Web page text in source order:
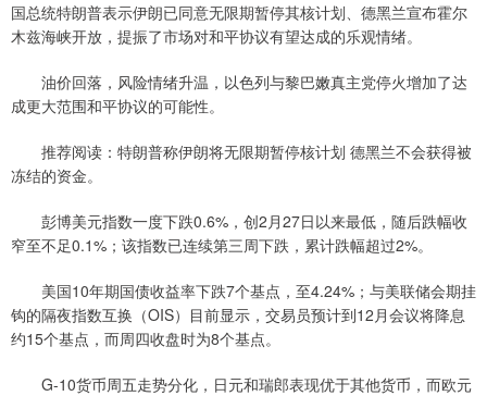
国总统特朗普表示伊朗已同意无限期暂停其核计划、德黑兰宣布霍尔
木兹海峡开放，提振了市场对和平协议有望达成的乐观情绪。
油价回落，风险情绪升温，以色列与黎巴嫩真主党停火增加了达
成更大范围和平协议的可能性。
推荐阅读：特朗普称伊朗将无限期暂停核计划 德黑兰不会获得被
冻结的资金。
彭博美元指数一度下跌0.6%，创2月27日以来最低，随后跌幅收
窄至不足0.1%；该指数已连续第三周下跌，累计跌幅超过2%。
美国10年期国债收益率下跌7个基点，至4.24%；与美联储会期挂
钩的隔夜指数互换（OIS）目前显示，交易员预计到12月会议将降息
约15个基点，而周四收盘时为8个基点。
G-10货币周五走势分化，日元和瑞郎表现优于其他货币，而欧元